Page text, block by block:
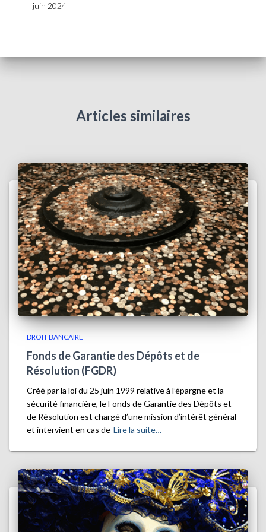
juin 2024
Articles similaires
DROIT BANCAIRE
Fonds de Garantie des Dépôts et de
Résolution (FGDR)
Créé par la loi du 25 juin 1999 relative à l’épargne et la
sécurité financière, le Fonds de Garantie des Dépôts et
de Résolution est chargé d’une mission d’intérêt général
et intervient en cas de Lire la suite…